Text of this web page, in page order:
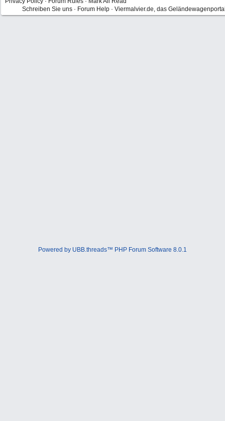
Schreiben Sie uns · Forum Help · Viermalvier.de, das
Powered by UBB.threads™ PHP Forum Software 8.0.1